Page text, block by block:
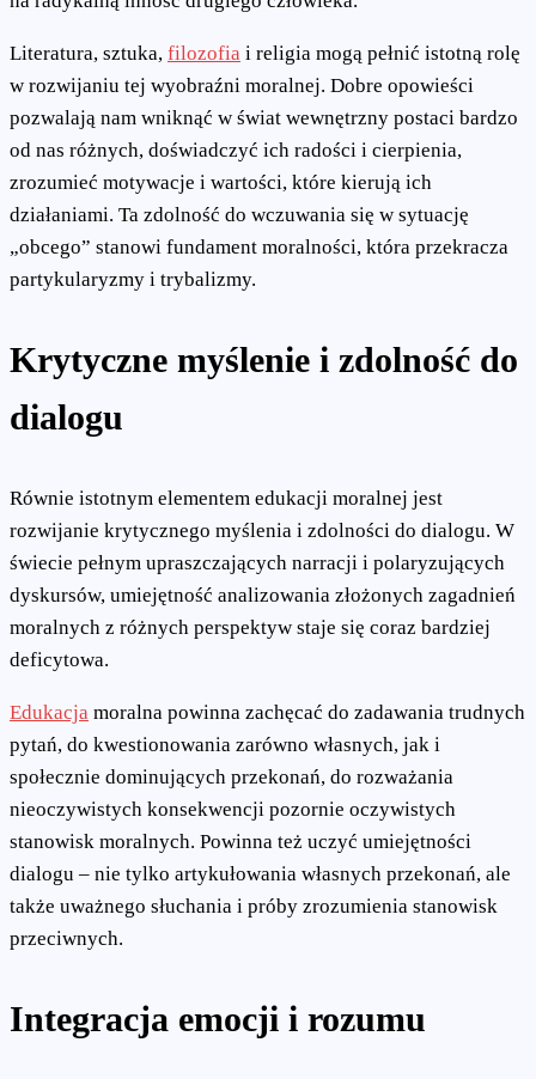
Literatura, sztuka, filozofia i religia mogą pełnić istotną rolę
w rozwijaniu tej wyobraźni moralnej. Dobre opowieści
pozwalają nam wniknąć w świat wewnętrzny postaci bardzo
od nas różnych, doświadczyć ich radości i cierpienia,
zrozumieć motywacje i wartości, które kierują ich
działaniami. Ta zdolność do wczuwania się w sytuację
„obcego” stanowi fundament moralności, która przekracza
partykularyzmy i trybalizmy.
Krytyczne myślenie i zdolność do
dialogu
Równie istotnym elementem edukacji moralnej jest
rozwijanie krytycznego myślenia i zdolności do dialogu. W
świecie pełnym upraszczających narracji i polaryzujących
dyskursów, umiejętność analizowania złożonych zagadnień
moralnych z różnych perspektyw staje się coraz bardziej
deficytowa.
Edukacja moralna powinna zachęcać do zadawania trudnych
pytań, do kwestionowania zarówno własnych, jak i
społecznie dominujących przekonań, do rozważania
nieoczywistych konsekwencji pozornie oczywistych
stanowisk moralnych. Powinna też uczyć umiejętności
dialogu – nie tylko artykułowania własnych przekonań, ale
także uważnego słuchania i próby zrozumienia stanowisk
przeciwnych.
Integracja emocji i rozumu